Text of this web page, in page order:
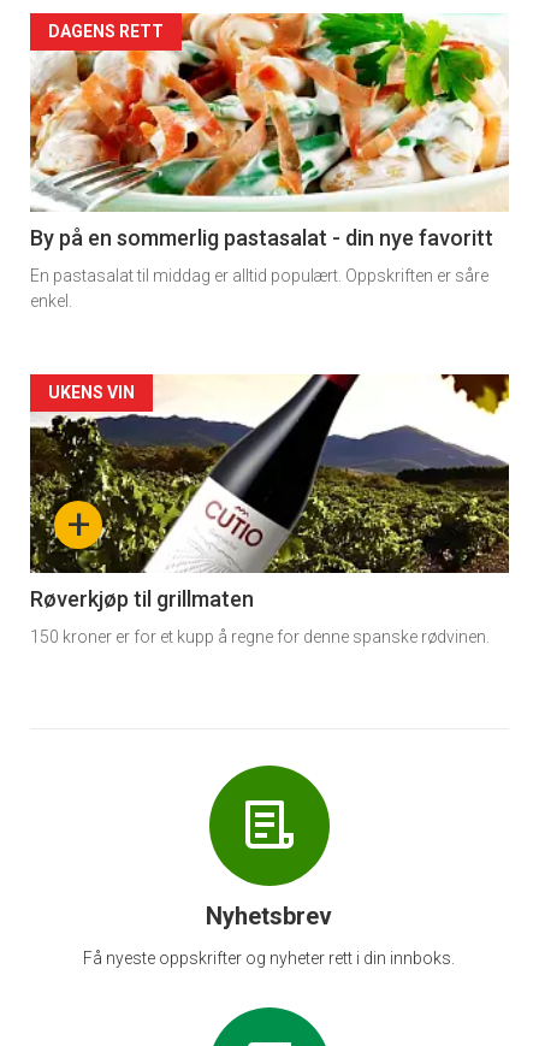
Forsiden
akkurat
nå
-
5
DAGENS RETT
By på en sommerlig pastasalat - din nye favoritt
En pastasalat til middag er alltid populært. Oppskriften er såre
enkel.
Forsiden
akkurat
nå
-
6
+
UKENS VIN
Røverkjøp til grillmaten
150 kroner er for et kupp å regne for denne spanske rødvinen.
Nyhetsbrev
Få nyeste oppskrifter og nyheter rett i din innboks.